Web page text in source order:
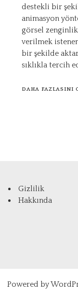
destekli bir
animasyon
görsel zenginlik
verilmek
bir şekilde
sıklıkla tercih
DAHA FAZLASINI
Gizlilik
Hakkında
Powered by